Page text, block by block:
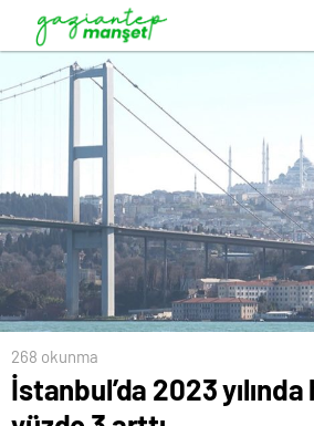
268 okunma
İstanbul’da 2023